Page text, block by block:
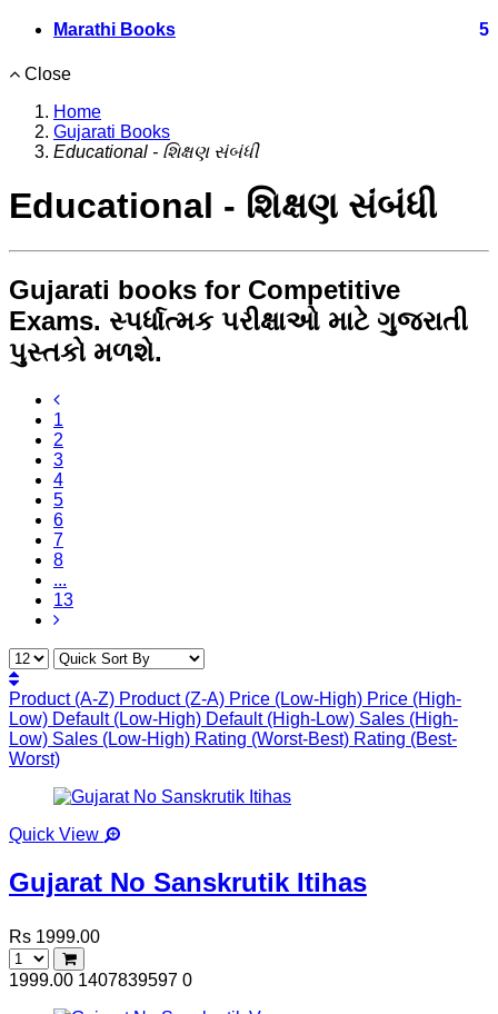
Marathi Books 5
Close
Home
Gujarati Books
Educational - શિક્ષણ સંબંધી
Educational - શિક્ષણ સંબંધી
Gujarati books for Competitive
Exams. સ્પર્ધાત્મક પરીક્ષાઓ માટે ગુજરાતી
પુસ્તકો મળશે.
1
2
3
4
5
6
7
8
...
13
Product (A-Z) Product (Z-A) Price (Low-High) Price (High-
Low) Default (Low-High) Default (High-Low) Sales (High-
Low) Sales (Low-High) Rating (Worst-Best) Rating (Best-
Worst)
Quick View
Gujarat No Sanskrutik Itihas
Rs 1999.00
1999.00 1407839597 0